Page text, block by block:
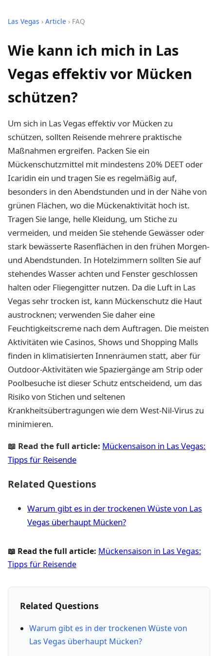
Las Vegas › Article › FAQ
Wie kann ich mich in Las
Vegas effektiv vor Mücken
schützen?
Um sich in Las Vegas effektiv vor Mücken zu
schützen, sollten Reisende mehrere praktische
Maßnahmen ergreifen. Packen Sie ein
Mückenschutzmittel mit mindestens 20% DEET oder
Icaridin ein und tragen Sie es regelmäßig auf,
besonders in den Abendstunden und in der Nähe von
grünen Flächen, wo die Mückenaktivität hoch ist.
Tragen Sie lange, helle Kleidung, um Stiche zu
vermeiden, und meiden Sie stehende Gewässer oder
stark bewässerte Rasenflächen in den frühen Morgen-
und Abendstunden. In Hotelzimmern sollten Sie auf
stehendes Wasser achten und Fenster geschlossen
halten oder Fliegengitter nutzen. Da die Luft in Las
Vegas sehr trocken ist, kann Mückenschutz die Haut
austrocknen; verwenden Sie daher eine
Feuchtigkeitscreme nach dem Auftragen. Die meisten
Aktivitäten wie Casinos, Shows und Shopping Malls
finden in klimatisierten Innenräumen statt, aber für
Outdoor-Aktivitäten wie Spaziergänge am Strip oder
Poolbesuche ist dieser Schutz entscheidend, um das
Risiko von Stichen und seltenen
Krankheitsübertragungen wie dem West-Nil-Virus zu
minimieren.
📖 Read the full article: Mückensaison in Las Vegas:
Tipps für Reisende
Related Questions
Warum gibt es in der trockenen Wüste von Las
Vegas überhaupt Mücken?
📖 Read the full article: Mückensaison in Las Vegas:
Tipps für Reisende
Related Questions
Warum gibt es in der trockenen Wüste von
Las Vegas überhaupt Mücken?